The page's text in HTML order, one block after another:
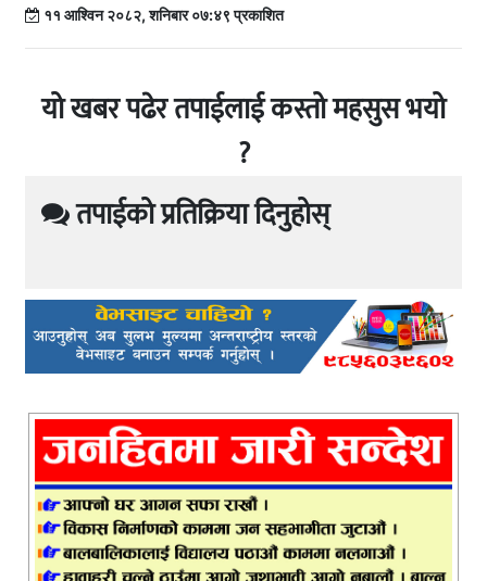
११ आश्विन २०८२, शनिबार ०७:४९ प्रकाशित
यो खबर पढेर तपाईलाई कस्तो महसुस भयो
?
तपाईको प्रतिक्रिया दिनुहोस्